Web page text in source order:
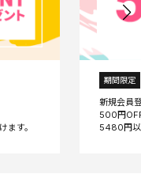
期間限定
新規会員
500円